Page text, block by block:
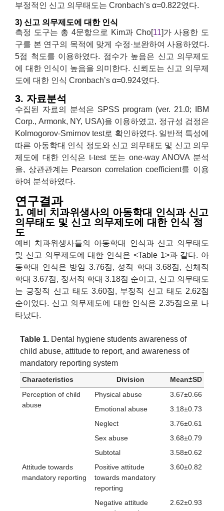
부정적인 신고 의무태도는 Cronbach’s α=0.822였다.
3) 신고 의무제도에 대한 인식
측정 도구는 총 4문항으로 Kim과 Cho[11]가 사용한 도
구를 본 연구의 목적에 맞게 수정·보완하여 사용하였다.
5점 척도를 이용하였다. 점수가 높음은 신고 의무제도
에 대한 인식이 높음을 의미한다. 신뢰도는 신고 의무제
도에 대한 인식 Cronbach’s α=0.924였다.
3. 자료분석
수집된 자료의 분석은 SPSS program (ver. 21.0; IBM
Corp., Armonk, NY, USA)을 이용하였고, 정규성 검정은
Kolmogorov-Smirnov test로 확인하였다. 일반적 특성에
따른 아동학대 인식 정도와 신고 의무태도 및 신고 의무
제도에 대한 인식은 t-test 또는 one-way ANOVA 분석
을, 상관관계는 Pearson correlation coefficient를 이용
하여 분석하였다.
연구결과
1. 예비 치과위생사의 아동학대 인식과 신고
의무태도 및 신고 의무제도에 대한 인식 정
도
예비 치과위생사들의 아동학대 인식과 신고 의무태도
및 신고 의무제도에 대한 인식은 <Table 1>과 같다. 아
동학대 인식은 방임 3.76점, 성적 학대 3.68점, 신체적
학대 3.67점, 정서적 학대 3.18점 순이고, 신고 의무태도
는 긍정적 신고 태도 3.60점, 부정적 신고 태도 2.62점
순이었다. 신고 의무제도에 대한 인식은 2.35점으로 나
타났다.
Table 1. Dental hygiene students awareness of
child abuse, attitude to report, and awareness of
mandatory reporting system
Characteristics Division
Mean±SD
Perception of child
abuse
Physical abuse
3.67±0.66
Emotional abuse
3.18±0.73
Neglect
3.76±0.61
Sex abuse
3.68±0.79
Subtotal
3.58±0.62
Attitude towards
mandatory reporting
Positive attitude
towards mandatory
reporting
3.60±0.82
Negative attitude
2.62±0.93